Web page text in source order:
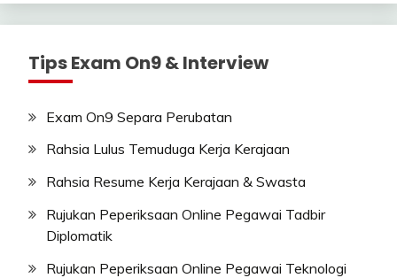
Tips Exam On9 & Interview
Exam On9 Separa Perubatan
Rahsia Lulus Temuduga Kerja Kerajaan
Rahsia Resume Kerja Kerajaan & Swasta
Rujukan Peperiksaan Online Pegawai Tadbir
Diplomatik
Rujukan Peperiksaan Online Pegawai Teknologi